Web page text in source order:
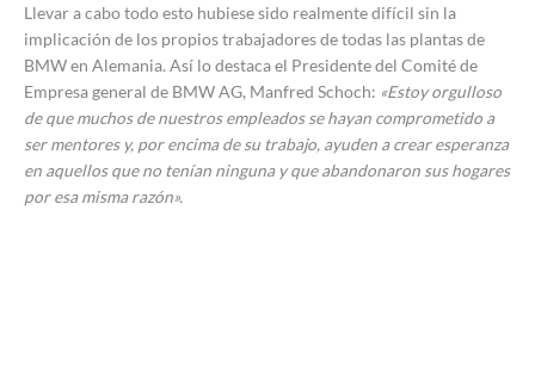
Llevar a cabo todo esto hubiese sido realmente difícil sin la
implicación de los propios trabajadores de todas las plantas de
BMW en Alemania. Así lo destaca el Presidente del Comité de
Empresa general de BMW AG, Manfred Schoch: «Estoy orgulloso
de que muchos de nuestros empleados se hayan comprometido a
ser mentores y, por encima de su trabajo, ayuden a crear esperanza
en aquellos que no tenían ninguna y que abandonaron sus hogares
por esa misma razón».